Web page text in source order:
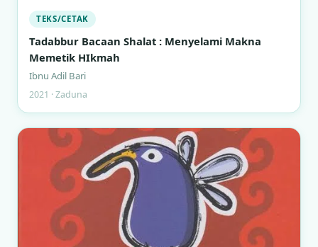
TEKS/CETAK
Tadabbur Bacaan Shalat : Menyelami Makna
Memetik HIkmah
Ibnu Adil Bari
2021 · Zaduna